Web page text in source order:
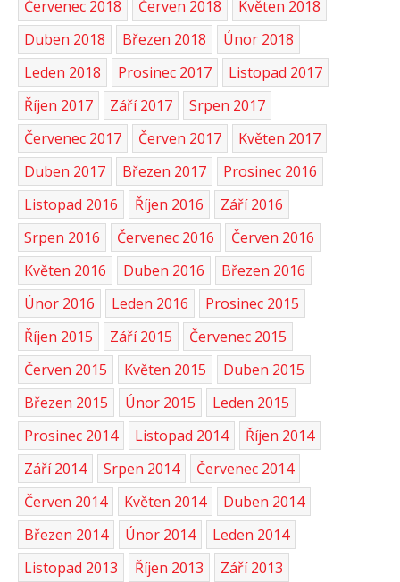
Červenec 2018
Červen 2018
Květen 2018
Duben 2018
Březen 2018
Únor 2018
Leden 2018
Prosinec 2017
Listopad 2017
Říjen 2017
Září 2017
Srpen 2017
Červenec 2017
Červen 2017
Květen 2017
Duben 2017
Březen 2017
Prosinec 2016
Listopad 2016
Říjen 2016
Září 2016
Srpen 2016
Červenec 2016
Červen 2016
Květen 2016
Duben 2016
Březen 2016
Únor 2016
Leden 2016
Prosinec 2015
Říjen 2015
Září 2015
Červenec 2015
Červen 2015
Květen 2015
Duben 2015
Březen 2015
Únor 2015
Leden 2015
Prosinec 2014
Listopad 2014
Říjen 2014
Září 2014
Srpen 2014
Červenec 2014
Červen 2014
Květen 2014
Duben 2014
Březen 2014
Únor 2014
Leden 2014
Listopad 2013
Říjen 2013 Září 2013